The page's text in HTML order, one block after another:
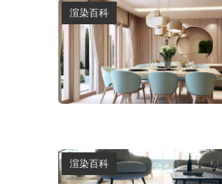
渲染百科
渲染百科